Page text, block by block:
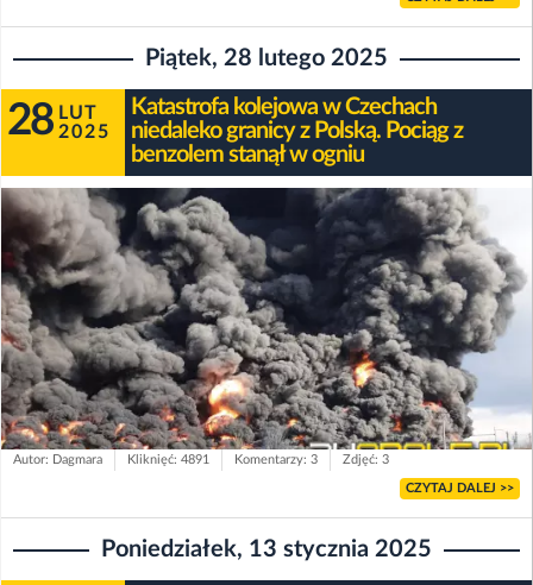
Piątek, 28 lutego 2025
28 LUT
2025
Katastrofa kolejowa w Czechach
niedaleko granicy z Polską. Pociąg z
benzolem stanął w ogniu
Autor: Dagmara Kliknięć: 4891 Komentarzy: 3 Zdjęć: 3
CZYTAJ DALEJ >>
Poniedziałek, 13 stycznia 2025